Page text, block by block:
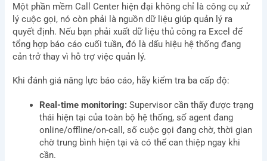
Một phần mềm Call Center hiện đại không chỉ là công cụ xử
lý cuộc gọi, nó còn phải là nguồn dữ liệu giúp quản lý ra
quyết định. Nếu bạn phải xuất dữ liệu thủ công ra Excel để
tổng hợp báo cáo cuối tuần, đó là dấu hiệu hệ thống đang
cản trở thay vì hỗ trợ việc quản lý.
Khi đánh giá năng lực báo cáo, hãy kiểm tra ba cấp độ:
Real-time monitoring:Supervisor cần thấy được trạng
thái hiện tại của toàn bộ hệ thống, số agent đang
online/offline/on-call, số cuộc gọi đang chờ, thời gian
chờ trung bình hiện tại và có thể can thiệp ngay khi
cần.